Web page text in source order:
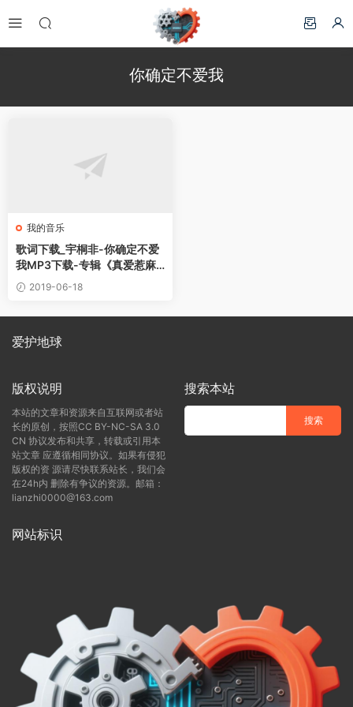
你确定不爱我
我的音乐
歌词下载_宇桐非-你确定不爱
我MP3下载-专辑《真爱惹麻
烦 电视原声带》_我的音乐
2019-06-18
爱护地球
版权说明
本站的文章和资源来自互联网或者站
长的原创，按照CC BY-NC-SA 3.0
CN 协议发布和共享，转载或引用本
站文章 应遵循相同协议。如果有侵犯
版权的资 源请尽快联系站长，我们会
在24h内 删除有争议的资源。邮箱：
lianzhi0000@163.com
搜索本站
网站标识